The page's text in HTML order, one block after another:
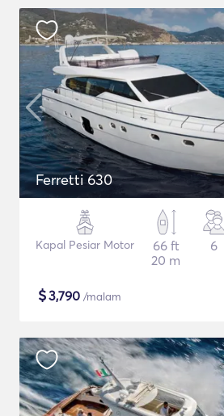
Ferretti 630
Kapal Pesiar Motor
66 ft
20 m
6
$3,790 /malam